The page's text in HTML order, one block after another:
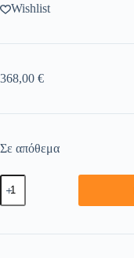
Wishlist
368,00 €
Σε απόθεμα